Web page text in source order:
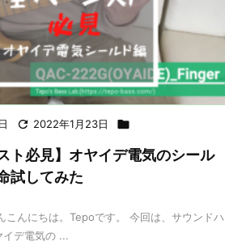
 2022年1月23日 
ト必見】オヤイデ電気のシール
試してみた
こんにちは。Tepoです。 今回は、サウンドハ
イデ電気の ...